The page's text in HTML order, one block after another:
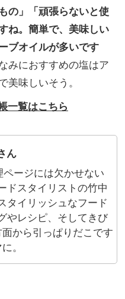
の」「頑張らないと使
ね。簡単で、美味しい
ブオイルが多いです
みにおすすめの塩はア
美味しいそう。
一覧はこちら
ん
ページには欠かせない
ドスタイリストの竹中
タイリッシュなフード
やレシピ、そしてきび
から引っぱりだこです
。